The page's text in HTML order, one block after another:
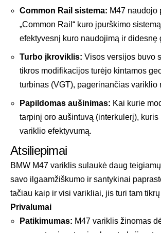
Common Rail sistema: M47 naudojo
„Common Rail“ kuro įpurškimo
efektyvesnį kuro naudojimą ir didesnę
Turbo įkroviklis: Visos versijos buvo
tikros modifikacijos turėjo kintamos
turbinas (VGT), pagerinančias variklio
Papildomas aušinimas: Kai kurie
tarpinį oro aušintuvą (interkulerį),
variklio efektyvumą.
Atsiliepimai
BMW M47 variklis sulaukė daug
savo ilgaamžiškumo ir santykinai
tačiau kaip ir visi varikliai, jis turi tam tikrų
Privalumai
Patikimumas: M47 variklis žinomas